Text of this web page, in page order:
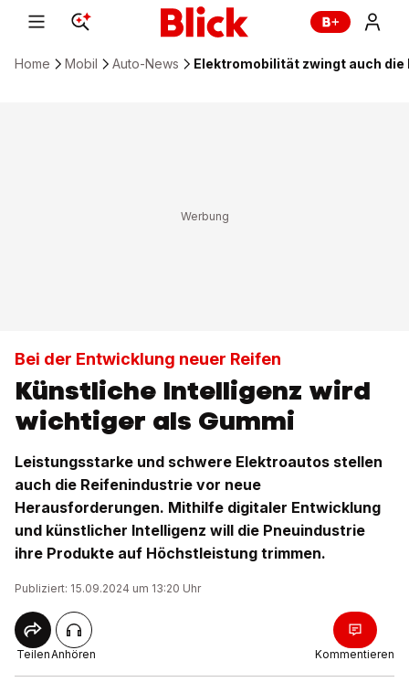
Home Mobil Auto-News Elektromobilität zwingt auch
Bei der Entwicklung neuer Reifen
Künstliche Intelligenz wird
wichtiger als Gummi
Leistungsstarke und schwere Elektroautos stellen
auch die Reifenindustrie vor neue
Herausforderungen. Mithilfe digitaler Entwicklung
und künstlicher Intelligenz will die Pneuindustrie
ihre Produkte auf Höchstleistung trimmen.
Publiziert: 15.09.2024 um 13:20 Uhr
TeilenAnhören Kommentieren